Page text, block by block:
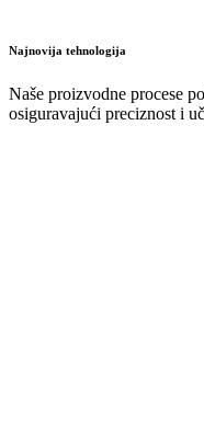
Najnovija tehnologija
Naše proizvodne procese
osiguravajući preciznost i